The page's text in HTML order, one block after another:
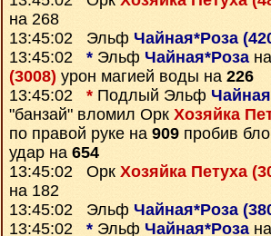
на 268
13:45:02 Эльф Чайная*Роза
13:45:02 * Эльф Чайная*Роза
(3008) урон магией воды на 226
13:45:02 * Подлый Эльф
"банзай" вломил Орк Хозяйка
по правой руке на 909 пробив
удар на 654
13:45:02 Орк Хозяйка Петуха
на 182
13:45:02 Эльф Чайная*Роза
13:45:02 * Эльф Чайная*Роза